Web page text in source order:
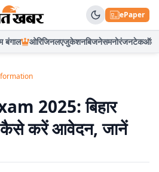
ePaper
बंगाल ओरिजिनलएजुकेशनबिजनेसमनोरंजनटेकऑटो
2025: बिहार
कैसे करें आवेदन, जानें